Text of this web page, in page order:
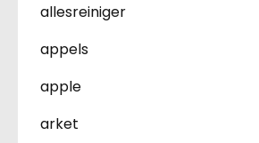
allesreiniger
appels
apple
arket